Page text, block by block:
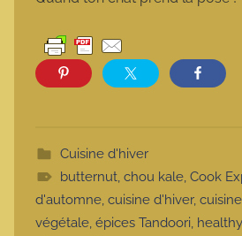
Cuisine d'hiver
butternut, chou kale, Cook
d'automne, cuisine d'hiver,
végétale, épices Tandoori, healthy